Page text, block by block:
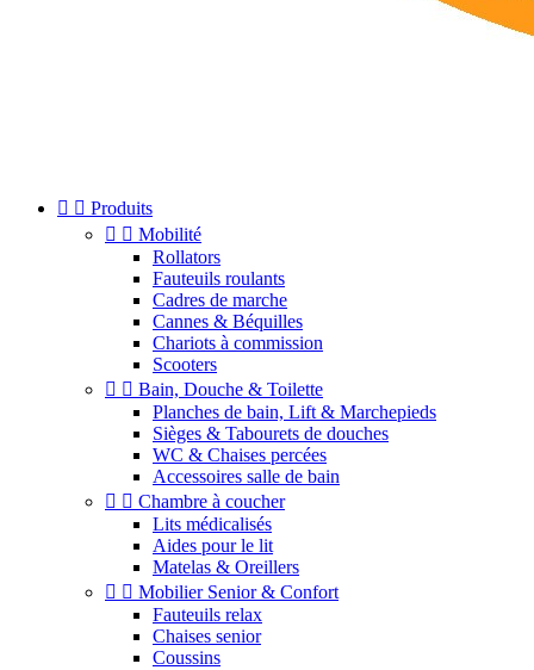
  Produits
  Mobilité
Rollators
Fauteuils roulants
Cadres de marche
Cannes & Béquilles
Chariots à commission
Scooters
  Bain, Douche & Toilette
Planches de bain, Lift & Marchepieds
Sièges & Tabourets de douches
WC & Chaises percées
Accessoires salle de bain
  Chambre à coucher
Lits médicalisés
Aides pour le lit
Matelas & Oreillers
  Mobilier Senior & Confort
Fauteuils relax
Chaises senior
Coussins